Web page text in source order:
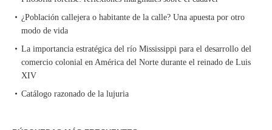
¿Población callejera o habitante de la calle? Una apuesta por otro
modo de vida
La importancia estratégica del río Mississippi para el desarrollo del
comercio colonial en América del Norte durante el reinado de Luis
XIV
Catálogo razonado de la lujuria